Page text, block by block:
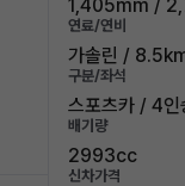
1,405mm /
연료/연비
가솔린 /
구분/좌석
스포츠카 / 4인
배기량
2993cc
신차가격